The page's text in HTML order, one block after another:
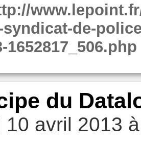
de-
1652817_506.php
du
10 avril 2013